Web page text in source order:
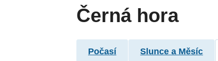
Černá hora
Počasí Slunce a Měsíc